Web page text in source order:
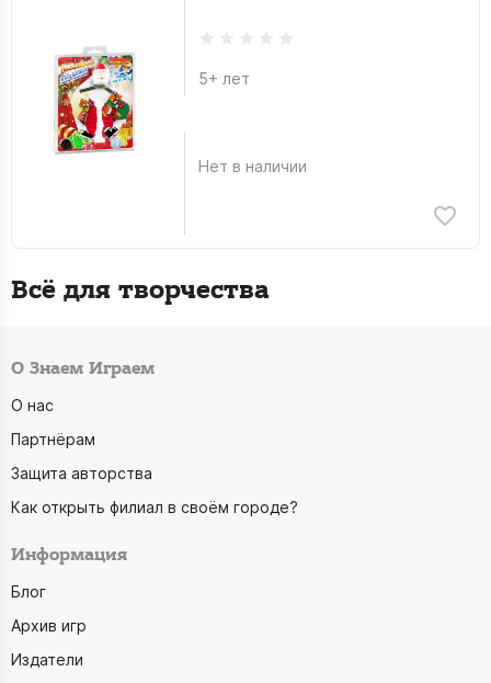
5+ лет
Нет в наличии
Всё для творчества
О Знаем Играем
О нас
Партнёрам
Защита авторства
Как открыть филиал в своём городе?
Информация
Блог
Архив игр
Издатели